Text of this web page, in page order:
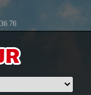
76